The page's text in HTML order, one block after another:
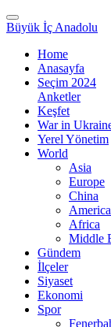
Büyük İç Anadolu
Home
Anasayfa
Seçim 2024
Anketler
Keşfet
War in
Yerel Yönetim
World
Asia
Europe
China
Africa
Middle
Gündem
İlçeler
Siyaset
Ekonomi
Spor